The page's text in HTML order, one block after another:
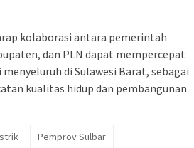
kolaborasi antara pemerintah
dan PLN dapat mempercepat
di Sulawesi Barat, sebagai
kualitas hidup dan pembangunan
Pemprov Sulbar